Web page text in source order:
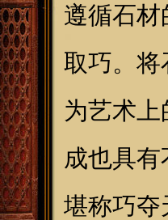
遵循石
取巧。将
为艺术
成也具
堪称巧夺